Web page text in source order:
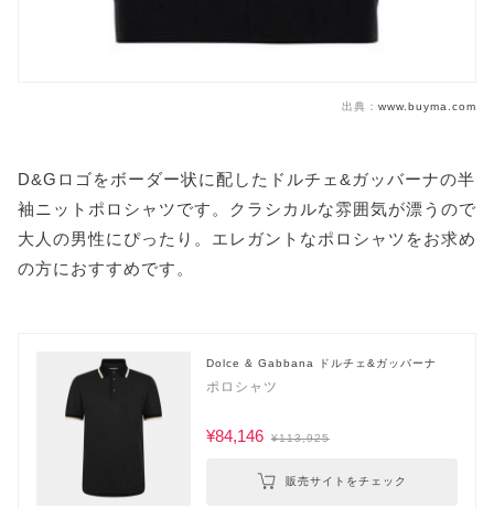
出典： www.buyma.com
D&Gロゴをボーダー状に配したドルチェ&ガッバーナの半
袖ニットポロシャツです。クラシカルな雰囲気が漂うので
大人の男性にぴったり。エレガントなポロシャツをお求め
の方におすすめです。
Dolce & Gabbana ドルチェ&ガッバーナ
ポロシャツ
¥84,146 ¥113,925
販売サイトをチェック